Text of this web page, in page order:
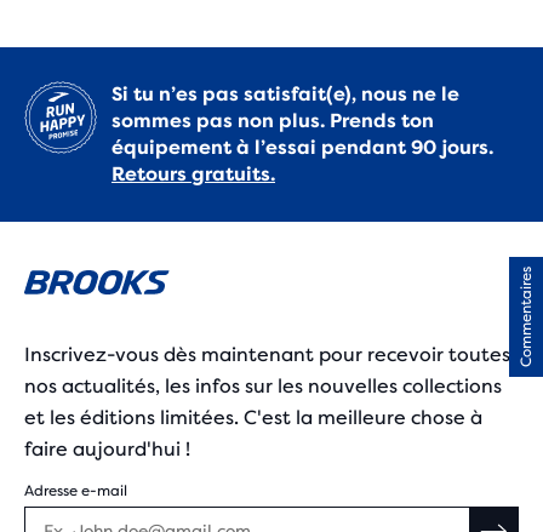
Si tu n’es pas satisfait(e), nous ne le
sommes pas non plus. Prends ton
équipement à l’essai pendant 90 jours.
Retours gratuits.
Inscrivez-vous dès maintenant pour recevoir toutes
nos actualités, les infos sur les nouvelles collections
et les éditions limitées. C'est la meilleure chose à
faire aujourd'hui !
Adresse e-mail
Commentaires